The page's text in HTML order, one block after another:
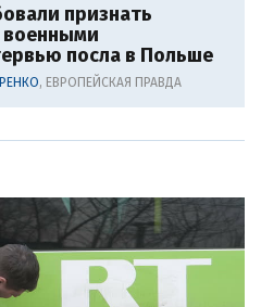
признать
военными
посла в Польше
, ЕВРОПЕЙСКАЯ ПРАВДА